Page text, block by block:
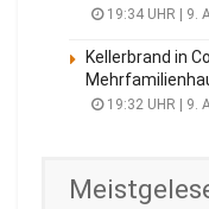
19:34 UHR | 9.
Kellerbrand in
19:32 UHR | 9.